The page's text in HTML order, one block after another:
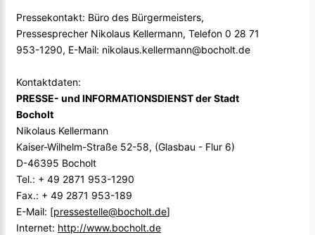
Pressekontakt: Büro des Bürgermeisters,
Pressesprecher Nikolaus Kellermann, Telefon 0 28 71
953-1290, E-Mail: nikolaus.kellermann@bocholt.de
Kontaktdaten:
PRESSE- und INFORMATIONSDIENST der Stadt
Bocholt
Nikolaus Kellermann
Kaiser-Wilhelm-Straße 52-58, (Glasbau - Flur 6)
D-46395 Bocholt
Tel.: + 49 2871 953-1290
Fax.: + 49 2871 953-189
E-Mail: [pressestelle@bocholt.de]
Internet: http://www.bocholt.de